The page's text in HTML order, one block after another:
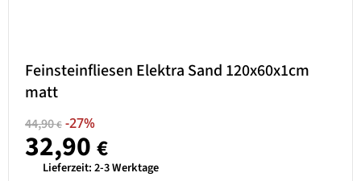
Feinsteinfliesen Elektra Sand 120x60x1cm
matt
44,90€ -27%
32,90 €
Lieferzeit:2-3 Werktage